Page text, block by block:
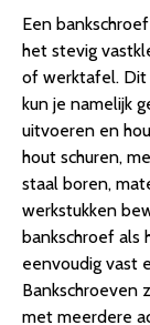
Een
het stevig
of werktafel. Dit
kun je namelijk
uitvoeren en
hout schuren,
staal boren,
werkstukken
bankschroef als
eenvoudig vast
Bankschroeven
met meerdere